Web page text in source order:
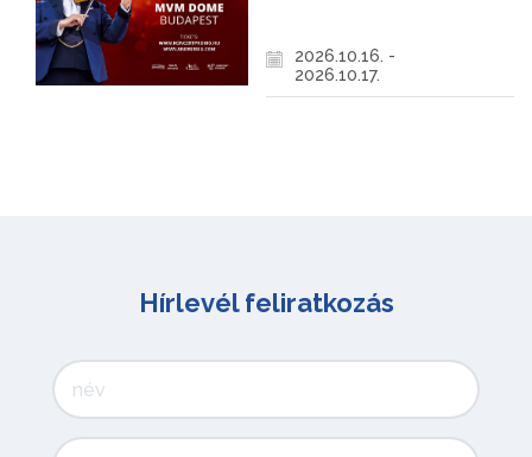
2026.10.16. -
2026.10.17.
Hírlevél feliratkozás